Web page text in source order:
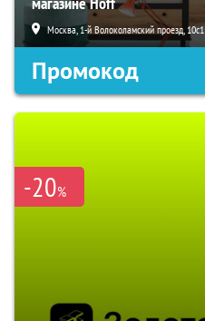
Москва, 1-й Волоколамский проезд, 10с1
Промокод
-20%